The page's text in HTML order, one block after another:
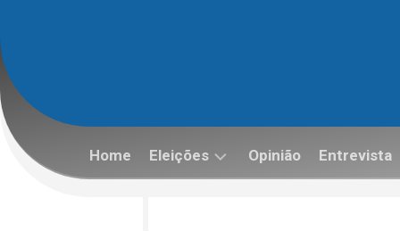
content
Home Eleições Opinião Entrevista